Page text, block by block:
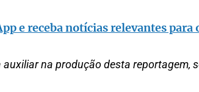
e receba notícias relevantes para
na produção desta reportagem,